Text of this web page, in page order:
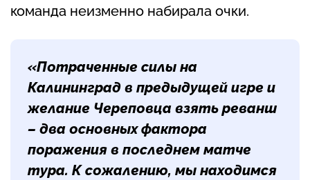
команда неизменно набирала очки.
«Потраченные силы на
Калининград в предыдущей игре и
желание Череповца взять реванш
– два основных фактора
поражения в последнем матче
тура. К сожалению, мы находимся